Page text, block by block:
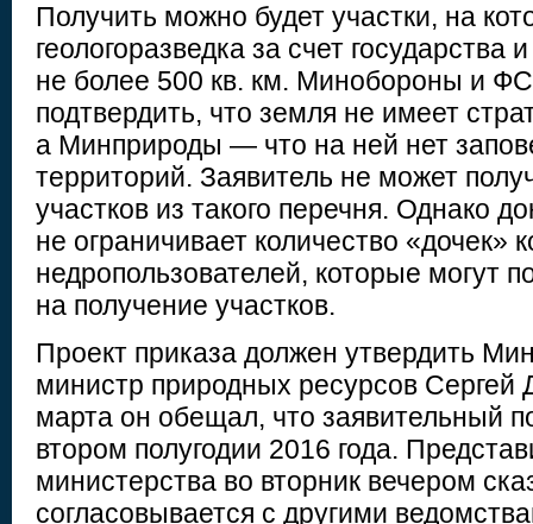
Получить можно будет участки, на
геологоразведка за счет
не более 500 кв. км. Минобороны и
подтвердить, что земля не имеет
а Минприроды — что на ней нет
территорий. Заявитель не может
участков из такого перечня. Однако
не ограничивает количество «дочек»
недропользователей, которые могут
на получение участков.
Проект приказа должен утвердить
министр природных ресурсов Сергей
марта он обещал, что заявительный
втором полугодии 2016 года.
министерства во вторник вечером
согласовывается с другими